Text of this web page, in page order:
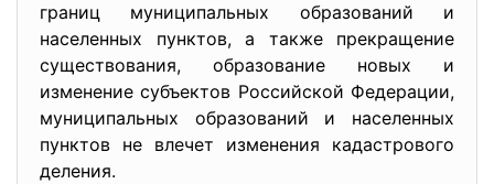
границ муниципальных образований и
населенных пунктов, а также прекращение
существования, образование новых и
изменение субъектов Российской Федерации,
муниципальных образований и населенных
пунктов не влечет изменения кадастрового
деления.